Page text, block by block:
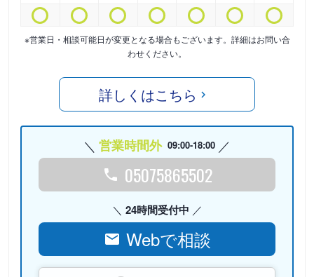
※営業日・相談可能日が変更となる場合もございます。詳細はお問い合
わせください。
詳しくはこちら
営業時間外 09:00-18:00
05075865502
24時間受付中
Webで相談